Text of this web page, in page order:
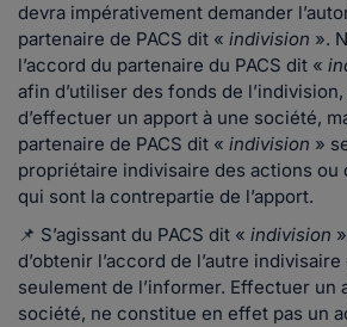
devra impérativement demander
partenaire de PACS dit « indivision ».
l’accord du partenaire du PACS dit «
afin d’utiliser des fonds de
d’effectuer un apport à une société,
partenaire de PACS dit « indivision »
propriétaire indivisaire des actions ou
qui sont la contrepartie de l’apport.
📌 S’agissant du PACS dit « indivision
d’obtenir l’accord de l’autre
seulement de l’informer. Effectuer un
société, ne constitue en effet pas un